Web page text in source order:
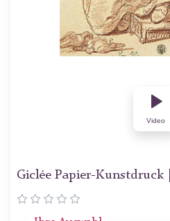
Video
Giclée Papier-Kunstdruck |